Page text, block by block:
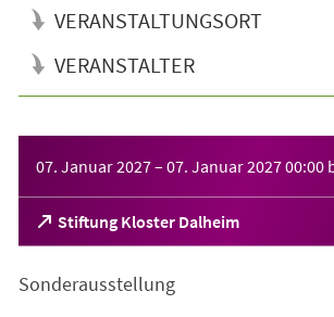
VERANSTALTUNGSORT
VERANSTALTER
07. Januar 2027– 07. Januar 202700:00
Stiftung Kloster Dalheim
(Öffnet
in
neuen
Sonderausstellung